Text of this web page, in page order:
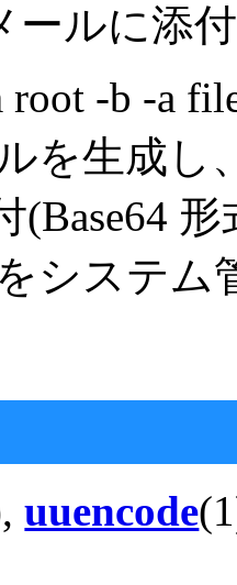
ールに添
root -b -a
を生成し
(Base64
システム
uuencode